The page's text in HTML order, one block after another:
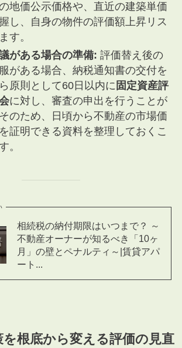
地価公示価格や、直近の建築単価
し、自身の物件の評価額上昇リス
す。
がある場合の準備: 評価替え後の
がある場合、納税通知書の交付を
原則として60日以内に 固定資産評
に対し、審査の申出を行うことが
のため、日頃から不動産の市場価
証明できる資料を整理しておくこ
。
相続税の納付期限はいつまで？ ～
不動産オーナーが知るべき「10ヶ
月」の壁とペナルティ～|賃貸アパ
ート...
を根底から変える評価の見直